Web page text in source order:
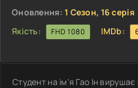
Оновлення: 1 Сезон, 16 серія
Якість:
FHD 1080 IMDb:
Студент на ім'я Гао Ін